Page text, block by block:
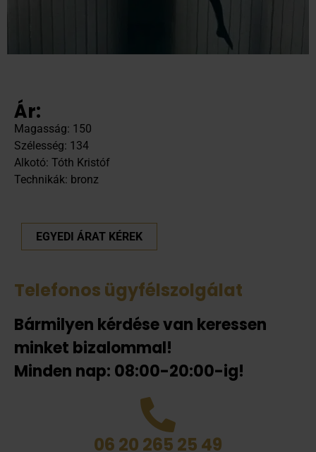
Ár:
Magasság: 150
Szélesség: 134
Alkotó: Tóth Kristóf
Technikák: bronz
EGYEDI ÁRAT KÉREK
Telefonos ügyfélszolgálat
Bármilyen kérdése van keressen
minket bizalommal!
Minden nap: 08:00-20:00-ig!
06 20 265 25 49